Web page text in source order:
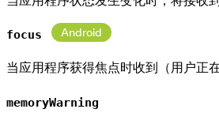
focus Android
当应用程序获得焦点时收到（用户正
memoryWarning